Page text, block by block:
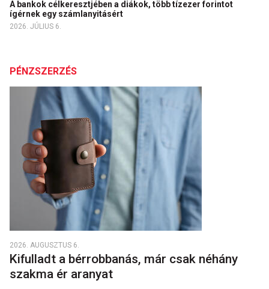
A bankok célkeresztjében a diákok, több tízezer forintot
ígérnek egy számlanyitásért
2026. JÚLIUS 6.
PÉNZSZERZÉS
2026. AUGUSZTUS 6.
Kifulladt a bérrobbanás, már csak néhány
szakma ér aranyat